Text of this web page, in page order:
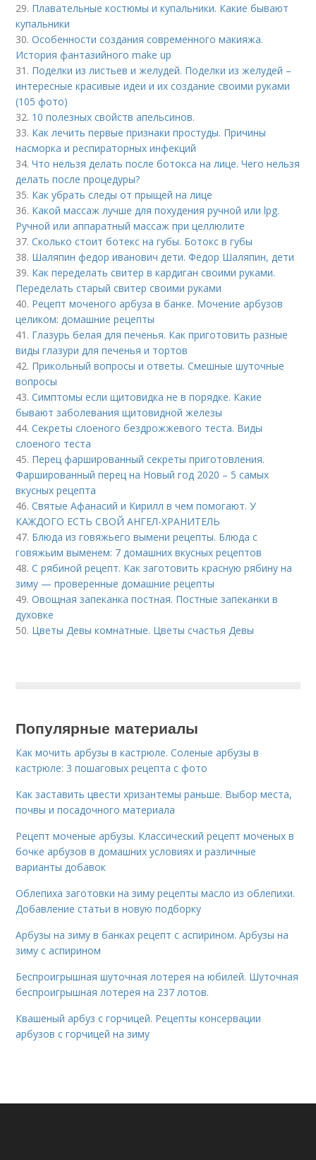
29. Плавательные костюмы и купальники. Какие бывают
купальники
30.Особенности создания современного макияжа.
История фантазийного make up
31. Поделки из листьев и желудей. Поделки из желудей –
интересные красивые идеи и их создание своими руками
(105 фото)
32. 10 полезных свойств апельсинов.
33. Как лечить первые признаки простуды. Причины
насморка и респираторных инфекций
34.Что нельзя делать после ботокса на лице. Чего нельзя
делать после процедуры?
35. Как убрать следы от прыщей на лице
36. Какой массаж лучше для похудения ручной или lpg.
Ручной или аппаратный массаж при целлюлите
37.Сколько стоит ботекс на губы. Ботокс в губы
38. Шаляпин федор иванович дети. Фёдор Шаляпин, дети
39. Как переделать свитер в кардиган своими руками.
Переделать старый свитер своими руками
40. Рецепт моченого арбуза в банке. Мочение арбузов
целиком: домашние рецепты
41. Глазурь белая для печенья. Как приготовить разные
виды глазури для печенья и тортов
42. Прикольный вопросы и ответы. Смешные шуточные
вопросы
43.Симптомы если щитовидка не в порядке. Какие
бывают заболевания щитовидной железы
44.Секреты слоеного бездрожжевого теста. Виды
слоеного теста
45. Перец фаршированный секреты приготовления.
Фаршированный перец на Новый год 2020 – 5 самых
вкусных рецепта
46.Святые Афанасий и Кирилл в чем помогают. У
КАЖДОГО ЕСТЬ СВОЙ АНГЕЛ-ХРАНИТЕЛЬ
47. Блюда из говяжьего вымени рецепты. Блюда с
говяжьим выменем: 7 домашних вкусных рецептов
48.С рябиной рецепт. Как заготовить красную рябину на
зиму — проверенные домашние рецепты
49.Овощная запеканка постная. Постные запеканки в
духовке
50. Цветы Девы комнатные. Цветы счастья Девы
Популярные материалы
Как мочить арбузы в кастрюле. Соленые арбузы в
кастрюле: 3 пошаговых рецепта с фото
Как заставить цвести хризантемы раньше. Выбор места,
почвы и посадочного материала
Рецепт моченые арбузы. Классический рецепт моченых в
бочке арбузов в домашних условиях и различные
варианты добавок
Облепиха заготовки на зиму рецепты масло из облепихи.
Добавление статьи в новую подборку
Арбузы на зиму в банках рецепт с аспирином. Арбузы на
зиму с аспирином
Беспроигрышная шуточная лотерея на юбилей. Шуточная
беспроигрышная лотерея на 237 лотов.
Квашеный арбуз с горчицей. Рецепты консервации
арбузов с горчицей на зиму